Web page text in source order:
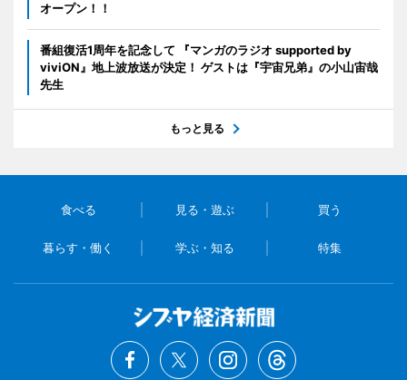
オープン！！
番組復活1周年を記念して 『マンガのラジオ supported by
viviON』地上波放送が決定！ ゲストは『宇宙兄弟』の小山宙哉
先生
もっと見る
食べる 見る・遊ぶ 買う
暮らす・働く 学ぶ・知る 特集